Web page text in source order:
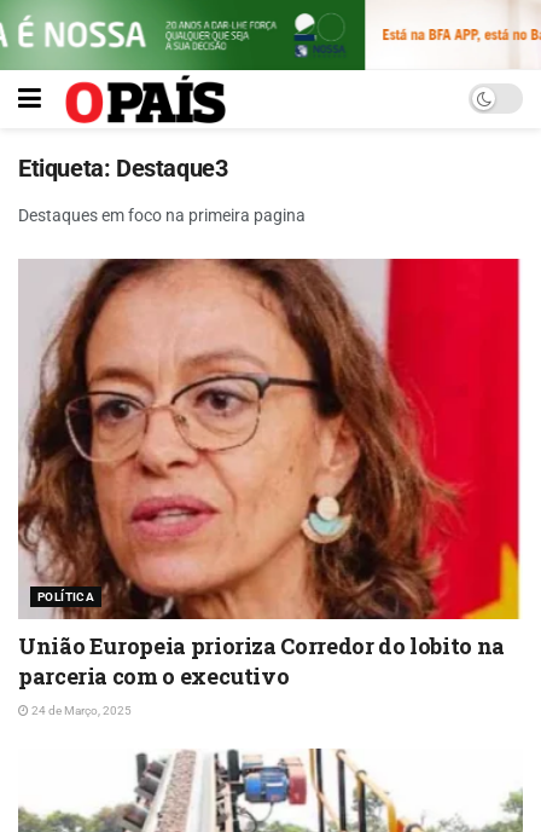
Etiqueta: Destaque3
Destaques em foco na primeira pagina
POLÍTICA
União Europeia prioriza Corredor do lobito na
parceria com o executivo
24 de Março, 2025